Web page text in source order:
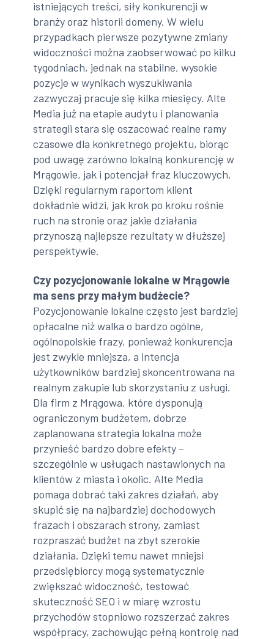
istniejących treści, siły konkurencji w
branży oraz historii domeny. W wielu
przypadkach pierwsze pozytywne zmiany
widoczności można zaobserwować po kilku
tygodniach, jednak na stabilne, wysokie
pozycje w wynikach wyszukiwania
zazwyczaj pracuje się kilka miesięcy. Alte
Media już na etapie audytu i planowania
strategii stara się oszacować realne ramy
czasowe dla konkretnego projektu, biorąc
pod uwagę zarówno lokalną konkurencję w
Mrągowie, jak i potencjał fraz kluczowych.
Dzięki regularnym raportom klient
dokładnie widzi, jak krok po kroku rośnie
ruch na stronie oraz jakie działania
przynoszą najlepsze rezultaty w dłuższej
perspektywie.
Czy pozycjonowanie lokalne w Mrągowie
ma sens przy małym budżecie?
Pozycjonowanie lokalne często jest bardziej
opłacalne niż walka o bardzo ogólne,
ogólnopolskie frazy, ponieważ konkurencja
jest zwykle mniejsza, a intencja
użytkowników bardziej skoncentrowana na
realnym zakupie lub skorzystaniu z usługi.
Dla firm z Mrągowa, które dysponują
ograniczonym budżetem, dobrze
zaplanowana strategia lokalna może
przynieść bardzo dobre efekty –
szczególnie w usługach nastawionych na
klientów z miasta i okolic. Alte Media
pomaga dobrać taki zakres działań, aby
skupić się na najbardziej dochodowych
frazach i obszarach strony, zamiast
rozpraszać budżet na zbyt szerokie
działania. Dzięki temu nawet mniejsi
przedsiębiorcy mogą systematycznie
zwiększać widoczność, testować
skuteczność SEO i w miarę wzrostu
przychodów stopniowo rozszerzać zakres
współpracy, zachowując pełną kontrolę nad